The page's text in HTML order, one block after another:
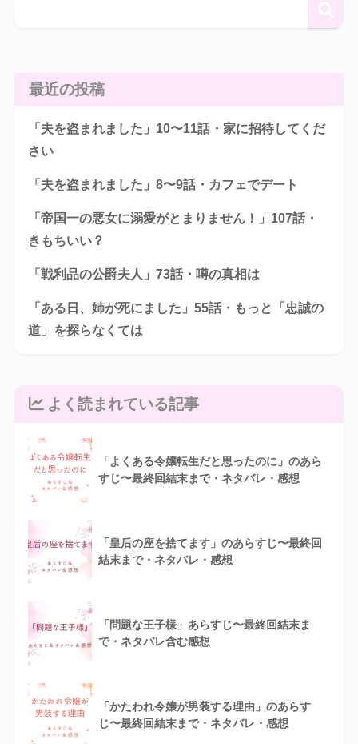
最近の投稿
「夫を盗まれました」10〜11話・家に招待してくだ
さい
「夫を盗まれました」8〜9話・カフェでデート
「帝国一の悪女に溺愛がとまりません！」107話・
きもちいい？
「戦利品の公爵夫人」73話・噂の真相は
「ある日、姉が死にました」55話・もっと「忠誠の
道」を探らなくては
よく読まれている記事
「よくある令嬢転生だと思ったのに」のあら
すじ〜最終回結末まで・ネタバレ・感想
「皇后の座を捨てます」のあらすじ〜最終回
結末まで・ネタバレ・感想
「問題な王子様」あらすじ〜最終回結末ま
で・ネタバレ含む感想
「かたわれ令嬢が男装する理由」のあらす
じ〜最終回結末まで・ネタバレ・感想